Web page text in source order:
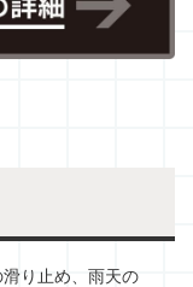
り止め、雨天の